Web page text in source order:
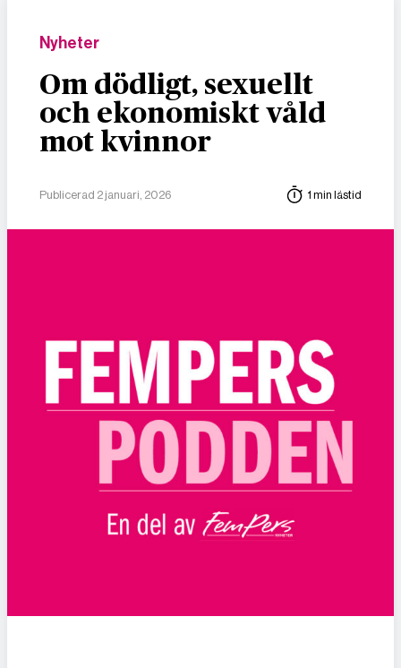
Nyheter
Om dödligt, sexuellt
och ekonomiskt våld
mot kvinnor
Publicerad 2 januari, 2026 1 min lästid